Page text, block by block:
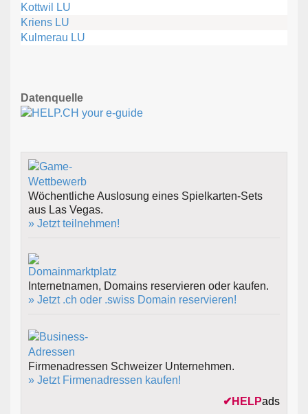
Kottwil LU
Kriens LU
Kulmerau LU
Datenquelle
Wöchentliche Auslosung eines Spielkarten-Sets
aus Las Vegas.
» Jetzt teilnehmen!
Internetnamen, Domains reservieren oder kaufen.
» Jetzt .ch oder .swiss Domain reservieren!
Firmenadressen Schweizer Unternehmen.
» Jetzt Firmenadressen kaufen!
✔ HELPads